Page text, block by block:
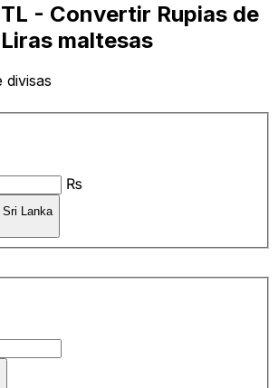
- Convertir Rupias de
maltesas
divisas
₨
Sri Lanka